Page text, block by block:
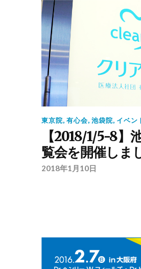
東京院, 有心会, 池袋院, イベン
【2018/1/5-8】
覧会を開催しま
2018年1月10日